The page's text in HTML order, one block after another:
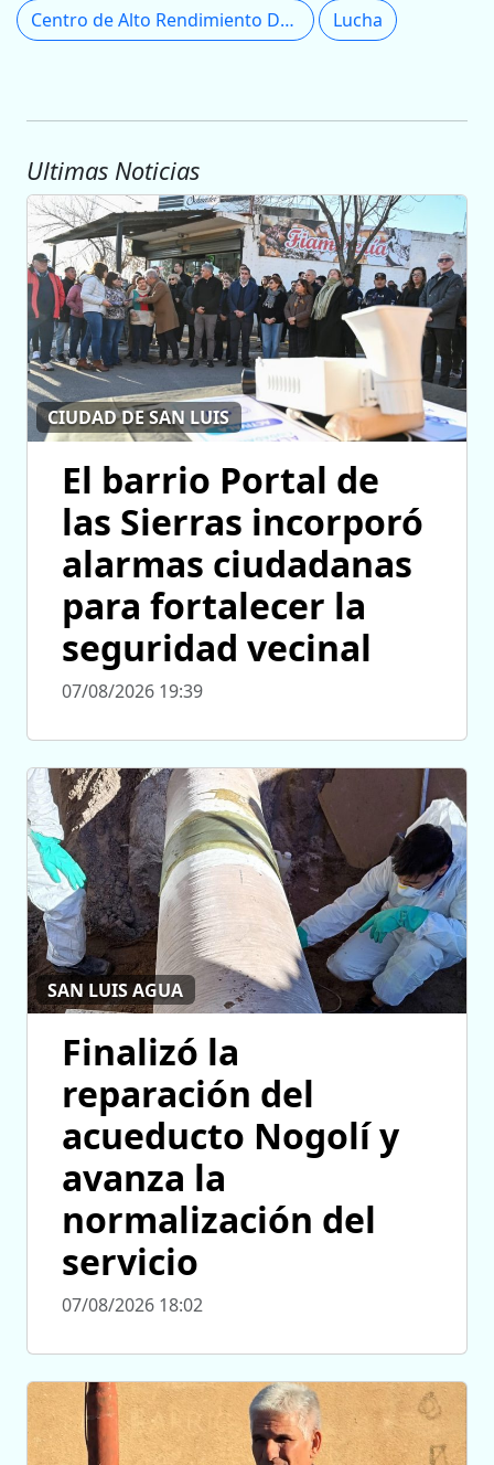
Centro de Alto Rendimiento Deportivo Lucha
Ultimas Noticias
CIUDAD DE SAN LUIS
El barrio Portal de
las Sierras incorporó
alarmas ciudadanas
para fortalecer la
seguridad vecinal
07/08/2026 19:39
SAN LUIS AGUA
Finalizó la
reparación del
acueducto Nogolí y
avanza la
normalización del
servicio
07/08/2026 18:02